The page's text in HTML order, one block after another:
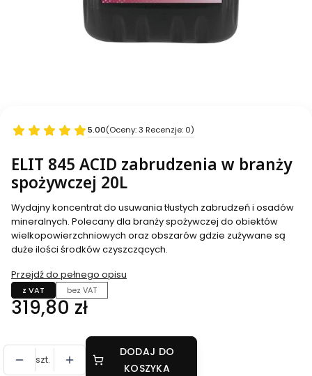
5.00(Oceny: 3 Recenzje: 0)
ELIT 845 ACID zabrudzenia w branży
spożywczej 20L
Wydajny koncentrat do usuwania tłustych zabrudzeń i osadów
mineralnych. Polecany dla branży spożywczej do obiektów
wielkopowierzchniowych oraz obszarów gdzie zużywane są
duże ilości środków czyszczących.
Przejdź do pełnego opisu
z VAT bez VAT
Cena
319,80 zł
szt.
DODAJ DO
KOSZYKA